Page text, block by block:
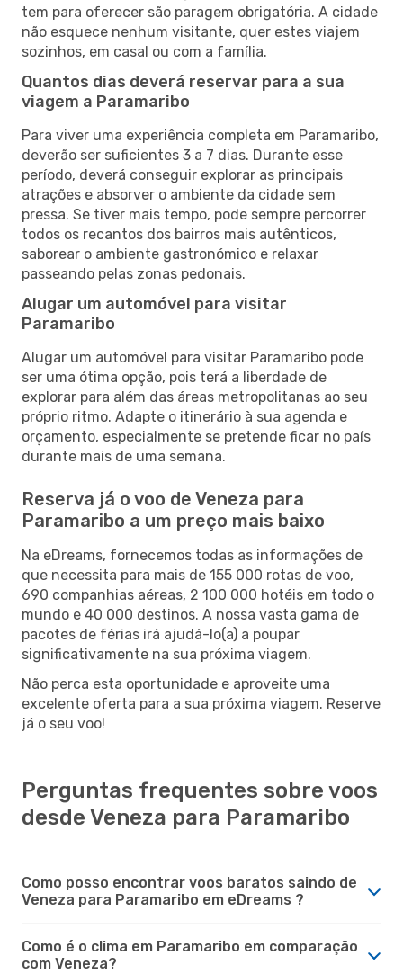
tem para oferecer são paragem obrigatória. A cidade
não esquece nenhum visitante, quer estes viajem
sozinhos, em casal ou com a família.
Quantos dias deverá reservar para a sua
viagem a Paramaribo
Para viver uma experiência completa em Paramaribo,
deverão ser suficientes 3 a 7 dias. Durante esse
período, deverá conseguir explorar as principais
atrações e absorver o ambiente da cidade sem
pressa. Se tiver mais tempo, pode sempre percorrer
todos os recantos dos bairros mais autênticos,
saborear o ambiente gastronómico e relaxar
passeando pelas zonas pedonais.
Alugar um automóvel para visitar
Paramaribo
Alugar um automóvel para visitar Paramaribo pode
ser uma ótima opção, pois terá a liberdade de
explorar para além das áreas metropolitanas ao seu
próprio ritmo. Adapte o itinerário à sua agenda e
orçamento, especialmente se pretende ficar no país
durante mais de uma semana.
Reserva já o voo de Veneza para
Paramaribo a um preço mais baixo
Na eDreams, fornecemos todas as informações de
que necessita para mais de 155 000 rotas de voo,
690 companhias aéreas, 2 100 000 hotéis em todo o
mundo e 40 000 destinos. A nossa vasta gama de
pacotes de férias irá ajudá-lo(a) a poupar
significativamente na sua próxima viagem.
Não perca esta oportunidade e aproveite uma
excelente oferta para a sua próxima viagem. Reserve
já o seu voo!
Perguntas frequentes sobre voos
desde Veneza para Paramaribo
Como posso encontrar voos baratos saindo de
Veneza para Paramaribo em eDreams ?
Como é o clima em Paramaribo em comparação
com Veneza?